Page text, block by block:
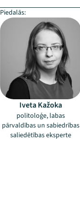
Piedalās:
Iveta Kažoka
politoloģe, labas
pārvaldības un sabiedrības
saliedētības eksperte